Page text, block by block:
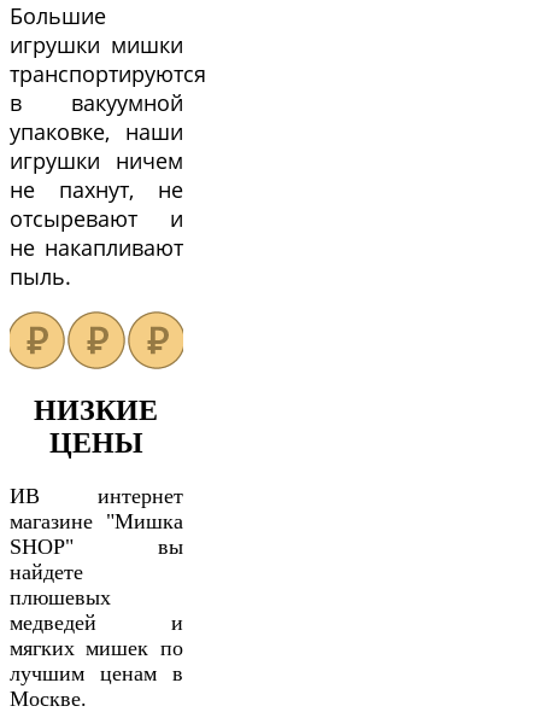
Большие
игрушки мишки
транспортируются
в вакуумной
упаковке, наши
игрушки ничем
не пахнут, не
отсыревают и
не накапливают
пыль.
НИЗКИЕ
ЦЕНЫ
ИВ интернет
магазине "Мишка
SHOP" вы
найдете
плюшевых
медведей и
мягких мишек по
лучшим ценам в
Москве.